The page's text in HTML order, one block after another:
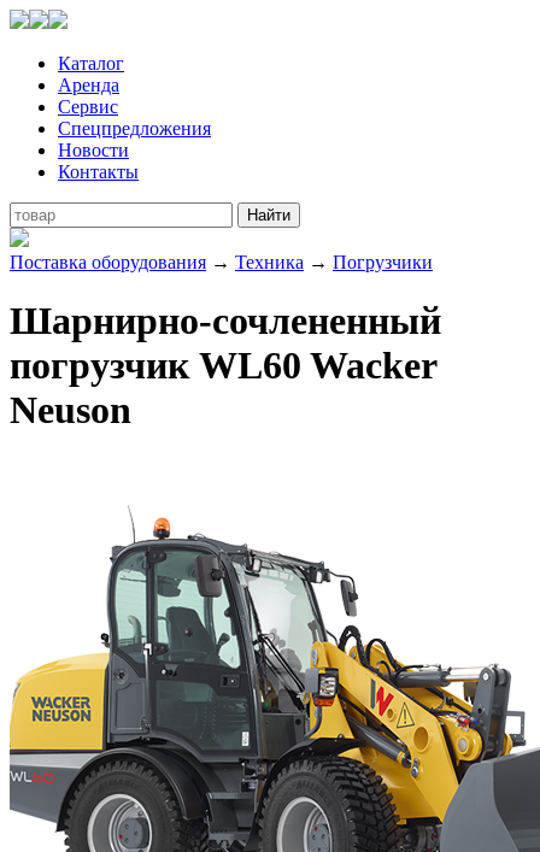
Каталог
Аренда
Сервис
Спецпредложения
Новости
Контакты
Поставка оборудования → Техника → Погрузчики
Шарнирно-сочлененный
погрузчик WL60 Wacker
Neuson